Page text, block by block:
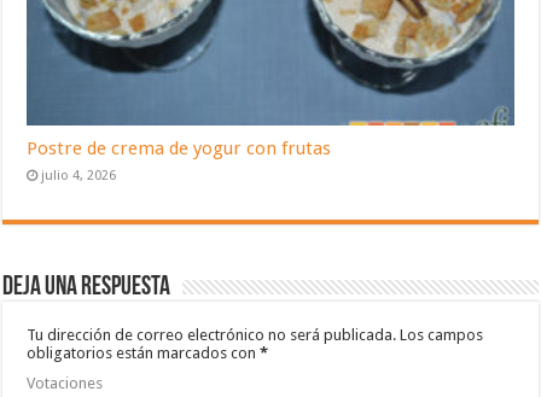
Postre de crema de yogur con frutas
julio 4, 2026
Deja una respuesta
Tu dirección de correo electrónico no será publicada. Los campos
obligatorios están marcados con*
Votaciones